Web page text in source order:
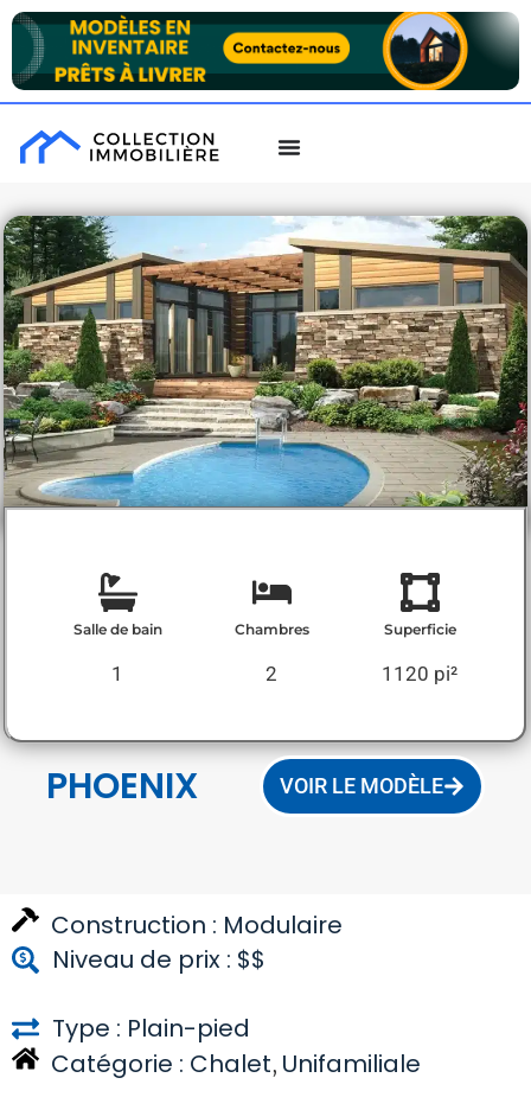
Salle de bain
1
Chambres
2
Superficie
1120 pi²
PHOENIX VOIR LE MODÈLE
Construction : Modulaire
Niveau de prix : $$
Type : Plain-pied
Catégorie : Chalet, Unifamiliale